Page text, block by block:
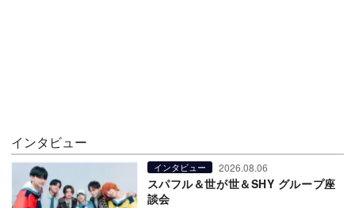
インタビュー
インタビュー 2026.08.06
スパフル＆世が世＆SHY グループ座
談会